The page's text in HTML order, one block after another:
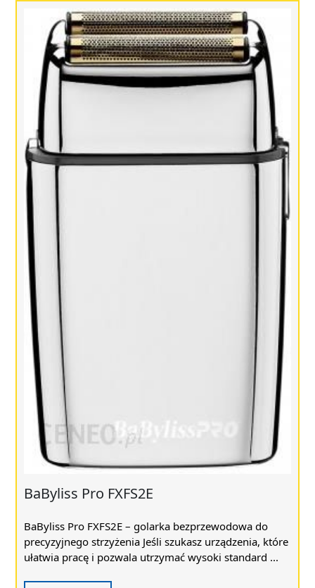
BaByliss Pro FXFS2E
BaByliss Pro FXFS2E – golarka bezprzewodowa do
precyzyjnego strzyżenia Jeśli szukasz urządzenia, które
ułatwia pracę i pozwala utrzymać wysoki standard ...